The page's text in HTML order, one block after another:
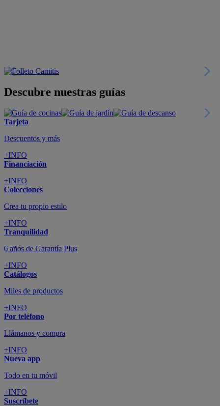
Descubre nuestras guías
Tarjeta
Descuentos y más
+INFO
Financiación
+INFO
Colecciones
Crea tu propio estilo
+INFO
Tranquilidad
6 años de Garantía Plus
+INFO
Catálogos
Miles de productos
+INFO
Por teléfono
Llámanos y compra
+INFO
Nueva app
Todo en tu móvil
+INFO
Suscríbete